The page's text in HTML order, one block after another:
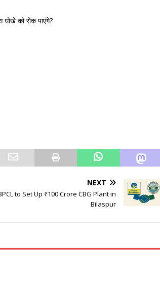
को रोक पाएंगे?
NEXT
to Set Up ₹100 Crore CBG Plant in
Bilaspur